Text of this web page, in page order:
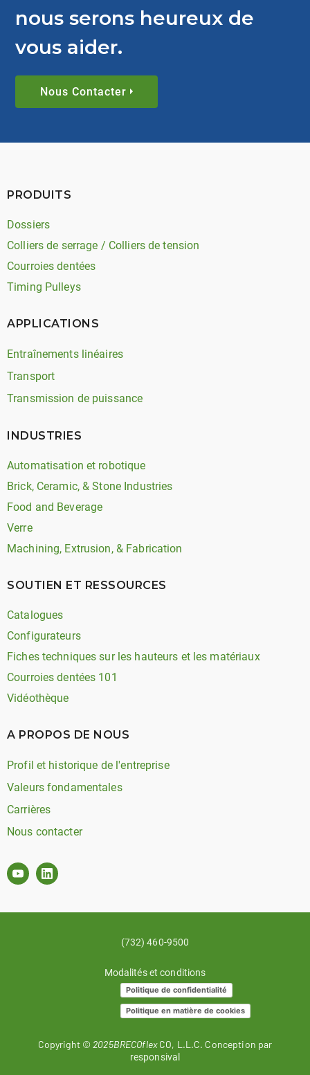
nous serons heureux de
vous aider.
Nous Contacter
PRODUITS
Dossiers
Colliers de serrage / Colliers de tension
Courroies dentées
Timing Pulleys
APPLICATIONS
Entraînements linéaires
Transport
Transmission de puissance
INDUSTRIES
Automatisation et robotique
Brick, Ceramic, & Stone Industries
Food and Beverage
Verre
Machining, Extrusion, & Fabrication
SOUTIEN ET RESSOURCES
Catalogues
Configurateurs
Fiches techniques sur les hauteurs et les matériaux
Courroies dentées 101
Vidéothèque
A PROPOS DE NOUS
Profil et historique de l'entreprise
Valeurs fondamentales
Carrières
Nous contacter
(732) 460-9500
Modalités et conditions
Politique de confidentialité
Politique en matière de cookies
Copyright © 2025BRECOflexCO, L.L.C. Conception par
responsival